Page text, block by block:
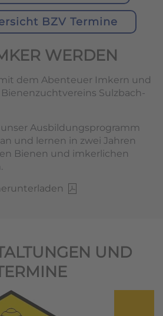
BZV Termine
WERDEN
dem Abenteuer Imkern und
Sulzbach-
Ausbildungsprogramm
und lernen in zwei Jahren
Bienen und imkerlichen
UND